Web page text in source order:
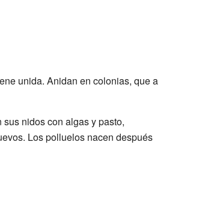
unida. Anidan en colonias, que a
nidos con algas y pasto,
Los polluelos nacen después